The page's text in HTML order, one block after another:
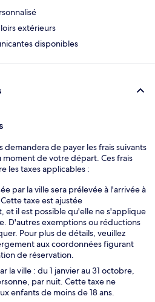
extérieurs
disponibles
demandera de payer les frais suivants
moment de votre départ. Ces frais
les taxes applicables :
par la ville sera prélevée à l'arrivée à
taxe est ajustée
et il est possible qu'elle ne s'applique
D'autres exemptions ou réductions
Pour plus de détails, veuillez
aux coordonnées figurant
de réservation.
la ville : du 1 janvier au 31 octobre,
par nuit. Cette taxe ne
enfants de moins de 18 ans.